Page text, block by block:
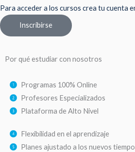
Para acceder a los cursos crea tu cuenta
Inscribirse
Por qué estudiar con nosotros
Programas 100% Online
Profesores Especializados
Plataforma de Alto Nivel
Flexibilidad en el aprendizaje
Planes ajustado a los nuevos